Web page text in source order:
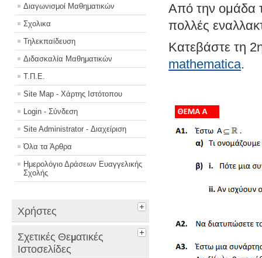
Διαγωνισμοί Μαθηματικών
Σχολικα
Τηλεκπαίδευση
Διδασκαλία Μαθηματικών
Τ.Π.Ε.
Site Map - Χάρτης Ιστότοπου
Login - Σύνδεση
Site Administrator - Διαχείριση
Όλα τα Άρθρα
Ημερολόγιο Δράσεων Ευαγγελικής
Σχολής
Χρήστες
Σχετικές Θεματικές
Ιστοσελίδες
Από την ομάδα
πολλές
Κατεβάστε τη
mathematica.